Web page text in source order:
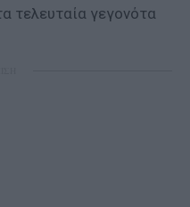
τελευταία γεγονότα